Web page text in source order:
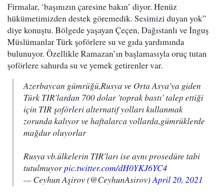
Firmalar, ‘başınızın çaresine bakın’ diyor. Henüz
hükümetimizden destek göremedik. Sesimizi duyan yok”
diye konuştu. Bölgede yaşayan Çeçen, Dağıstanlı ve İnguş
Müslümanlar Türk şoförlere su ve gıda yardımında
bulunuyor. Özellikle Ramazan’ın başlamasıyla oruç tutan
şoförlere sahurda su ve yemek getirenler var.
Azerbaycan gümrüğü,Rusya ve Orta Asya'ya giden
Türk TIR'lardan 700 dolar 'toprak bastı' talep ettiği
için TIR şoförleri alternatif yolları kullanmak
zorunda kalıyor ve haftalarca yollarda,gümrüklerde
mağdur oluyorlar
Rusya vb.ülkelerin TIR'ları ise aynı prosedüre tabi
tutulmuyorpic.twitter.com/dH0YKJ6YC4
— Ceyhun Aşirov (@CeyhunAsirov)April 20, 2021